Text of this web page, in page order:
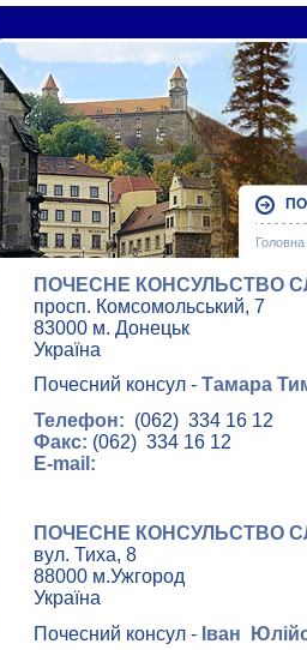
Головна
ПОЧЕСНЕ КОНСУЛЬСТВО
просп. Комсомольський, 7
83000 м. Донецьк
Україна
Почесний консул - Тамара
Телефон: (062) 334 16 12
Факс: (062) 334 16 12
E-mail:
ПОЧЕСНЕ КОНСУЛЬСТВО
вул. Тиха, 8
88000 м.Ужгород
Україна
Почесний консул - Іван